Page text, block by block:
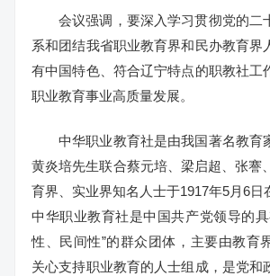
会议强调，要深入学习贯彻党的二
系和团结我省职业教育界和民办教育界
有中国特色、符合辽宁特点的职教社工
职业教育事业高质量发展。
中华职业教育社是由我国著名教育
黄炎培先生联合蔡元培、梁启超、张謇
育界、实业界知名人士于1917年5月6日
中华职业教育社是中国共产党领导的
性、民间性”的群众团体，主要由教育
关心支持职业教育的人士组成，是党和